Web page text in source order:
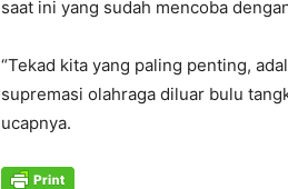
saat ini yang sudah mencoba
“Tekad kita yang paling penting,
supremasi olahraga diluar bulu
ucapnya.